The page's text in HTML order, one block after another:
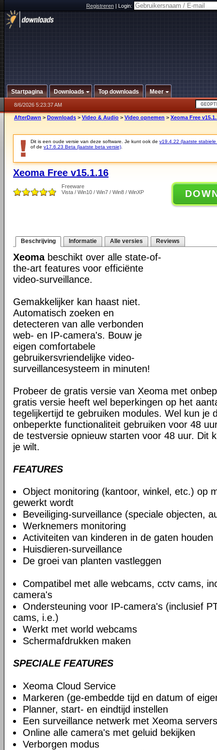
Registreren|Login:
Startpagina Downloads Top downloads Meer
8/6/2026 5:23:37 AM
AfterDawn > Downloads > Video & Audio > Video opnemen > Xeoma Free
Dit is een oude versie van deze software. Je kunt ook de v19.4.22 (laatste stabiele
of de v17.6.23 Beta (laatste beta versie)
Xeoma Free v15.1.16
Freeware
Vista / Win10 / Win7 / Win8 / WinXP
Beschrijving Informatie Alle versies Reviews
Xeomabeschikt over alle state-of-
the-art features voor efficiënte
video-surveillance.
Gemakkelijker kan haast niet.
Automatisch zoeken en
detecteren van alle verbonden
web- en IP-camera's. Bouw je
eigen comfortabele
gebruikersvriendelijke video-
surveillancesysteem in minuten!
Probeer de gratis versie van Xeoma met
gratis versie heeft wel beperkingen op het
tegelijkertijd te gebruiken modules. Wel kun je
onbeperkte functionaliteit gebruiken voor 48
de testversie opnieuw starten voor 48 uur. Dit
je wilt.
FEATURES
Object monitoring (kantoor, winkel, etc.) op
gewerkt wordt
Beveiliging-surveillance (speciale objecten,
Werknemers monitoring
Activiteiten van kinderen in de gaten houden
Huisdieren-surveillance
De groei van planten vastleggen
Compatibel met alle webcams, cctv cams,
camera's
Ondersteuning voor IP-camera's (inclusief
cams, i.e.)
Werkt met world webcams
Schermafdrukken maken
SPECIALE FEATURES
Xeoma Cloud Service
Markeren (ge-embedde tijd en datum of
Planner, start- en eindtijd instellen
Een surveillance netwerk met Xeoma
Online alle camera's met geluid bekijken
Verborgen modus